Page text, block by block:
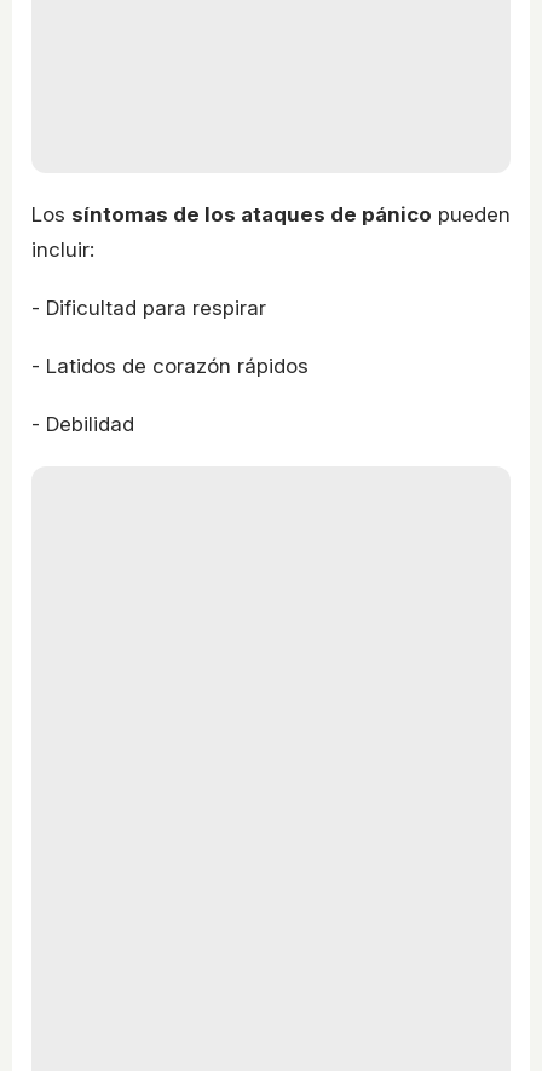
Los síntomas de los ataques de pánico pueden
incluir:
- Dificultad para respirar
- Latidos de corazón rápidos
- Debilidad